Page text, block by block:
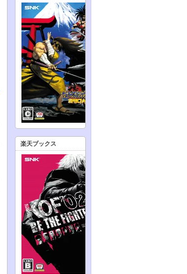
楽天ブックス